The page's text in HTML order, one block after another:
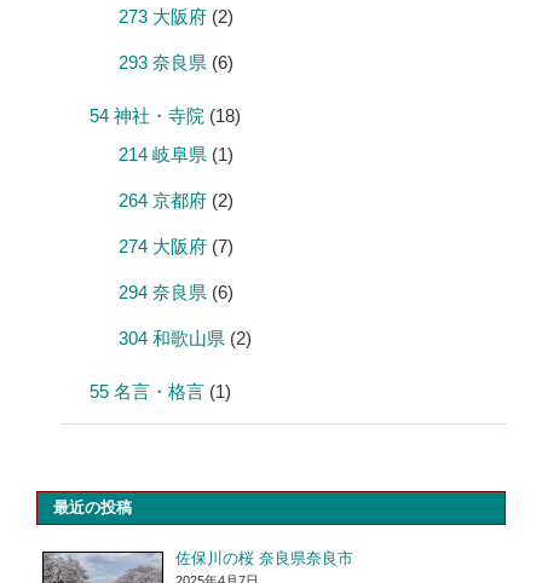
273 大阪府 (2)
293 奈良県 (6)
54 神社・寺院 (18)
214 岐阜県 (1)
264 京都府 (2)
274 大阪府 (7)
294 奈良県 (6)
304 和歌山県 (2)
55 名言・格言 (1)
最近の投稿
佐保川の桜 奈良県奈良市